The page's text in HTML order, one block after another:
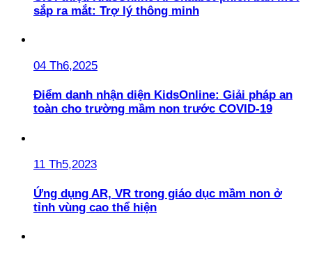
sắp ra mắt: Trợ lý thông minh
04 Th6,2025
Điểm danh nhận diện KidsOnline: Giải pháp an
toàn cho trường mầm non trước COVID-19
11 Th5,2023
Ứng dụng AR, VR trong giáo dục mầm non ở
tỉnh vùng cao thể hiện